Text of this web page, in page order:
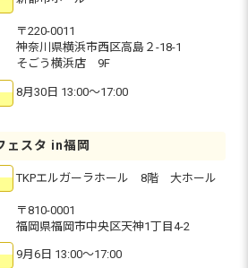
〒220-0011
神奈川県横浜市西区高島２-18-1
そごう横浜店 9F
8月30日 13:00〜17:00
ェスタ in福岡
TKPエルガーラホール 8階 大ホール
〒810-0001
福岡県福岡市中央区天神1丁目4-2
9月6日 13:00〜17:00